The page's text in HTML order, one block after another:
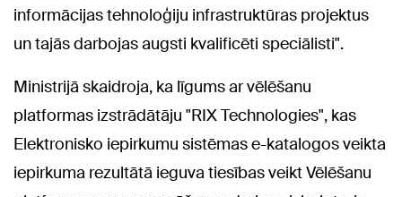
informācijas tehnoloģiju infrastruktūras projektus
un tajās darbojas augsti kvalificēti speciālisti".
Ministrijā skaidroja, ka līgums ar vēlēšanu
platformas izstrādātāju "RIX Technologies", kas
Elektronisko iepirkumu sistēmas e-katalogos veikta
iepirkuma rezultātā ieguva tiesības veikt Vēlēšanu